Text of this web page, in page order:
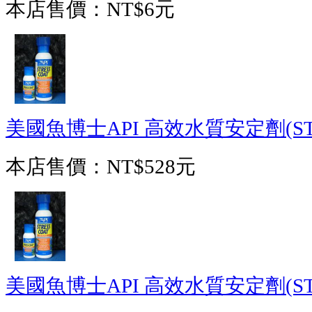
本店售價： NT$6元
美國魚博士API 高效水質安定劑
本店售價： NT$528元
美國魚博士API 高效水質安定劑